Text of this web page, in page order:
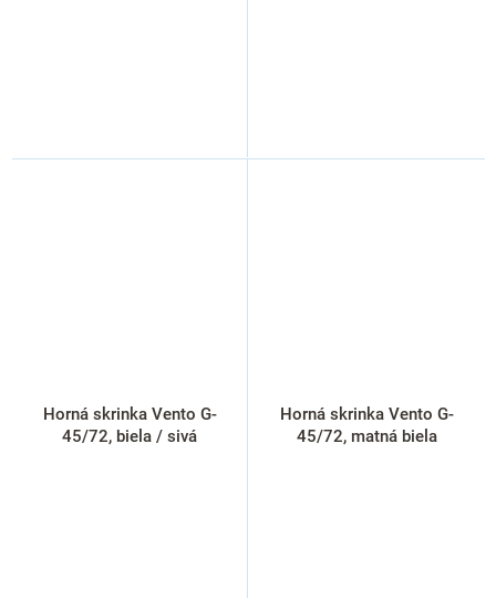
Horná skrinka Vento G-
45/72, biela / sivá
Horná skrinka Vento G-
45/72, matná biela